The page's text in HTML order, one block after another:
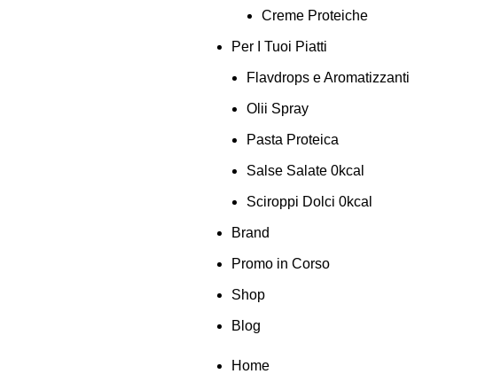
Creme Proteiche
Per I Tuoi Piatti
Flavdrops e Aromatizzanti
Olii Spray
Pasta Proteica
Salse Salate 0kcal
Sciroppi Dolci 0kcal
Brand
Promo in Corso
Shop
Blog
Home